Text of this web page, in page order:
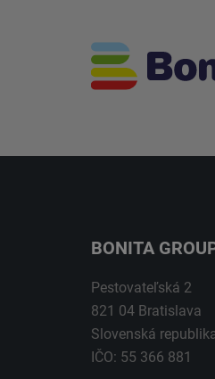
BONITA
Pestovateľská 2
821 04 Bratislava
Slovenská
IČO: 55 366 881